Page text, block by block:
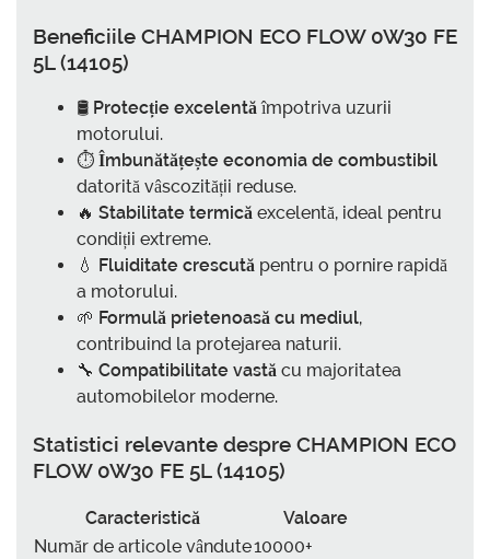
Beneficiile CHAMPION ECO FLOW 0W30 FE
5L (14105)
🛢️ Protecție excelentăîmpotriva uzurii
motorului.
⏱️ Îmbunătățește economia de combustibil
datorită vâscozității reduse.
🔥 Stabilitate termică excelentă, ideal pentru
condiții extreme.
💧
Fluiditate crescută pentru o pornire rapidă
a motorului.
🌱 Formulă prietenoasă cu mediul,
contribuind la protejarea naturii.
🔧 Compatibilitate vastă cu majoritatea
automobilelor moderne.
Statistici relevante despre CHAMPION ECO
FLOW 0W30 FE 5L (14105)
Caracteristică
Valoare
Număr de articole vândute10000+